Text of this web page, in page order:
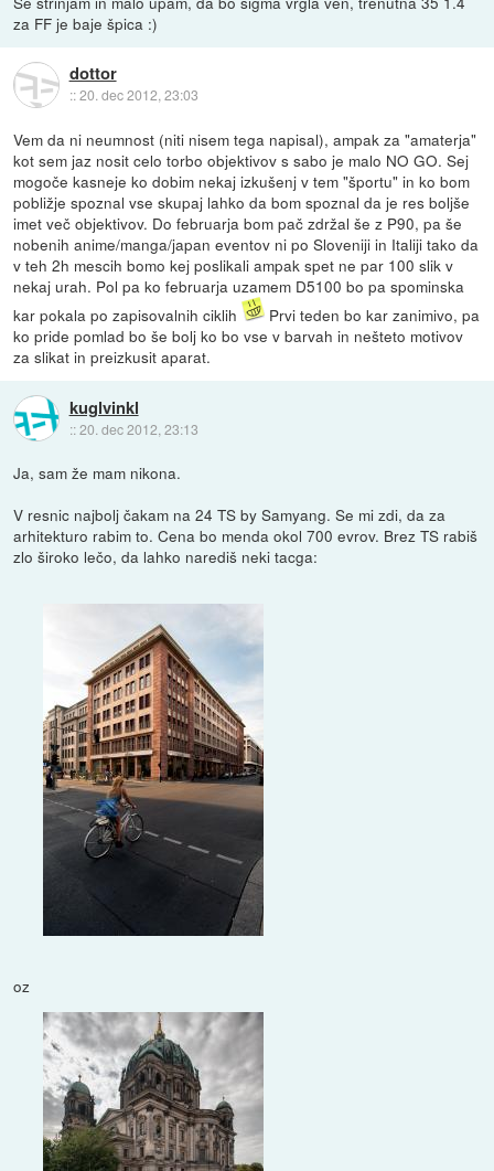
za FF je baje špica :)
dottor
::20. dec 2012, 23:03
Vem da ni neumnost (niti nisem tega napisal), ampak za "amaterja"
kot sem jaz nosit celo torbo objektivov s sabo je malo NO GO. Sej
mogoče kasneje ko dobim nekaj izkušenj v tem "športu" in ko bom
pobližje spoznal vse skupaj lahko da bom spoznal da je res boljše
imet več objektivov. Do februarja bom pač zdržal še z P90, pa še
nobenih anime/manga/japan eventov ni po Sloveniji in Italiji tako da
v teh 2h mescih bomo kej poslikali ampak spet ne par 100 slik v
nekaj urah. Pol pa ko februarja uzamem D5100 bo pa spominska
kar pokala po zapisovalnih ciklih
Prvi teden bo kar zanimivo, pa
ko pride pomlad bo še bolj ko bo vse v barvah in nešteto motivov
za slikat in preizkusit aparat.
kuglvinkl
::20. dec 2012, 23:13
Ja, sam že mam nikona.
V resnic najbolj čakam na 24 TS by Samyang. Se mi zdi, da za
arhitekturo rabim to. Cena bo menda okol 700 evrov. Brez TS rabiš
zlo široko lečo, da lahko narediš neki tacga:
oz